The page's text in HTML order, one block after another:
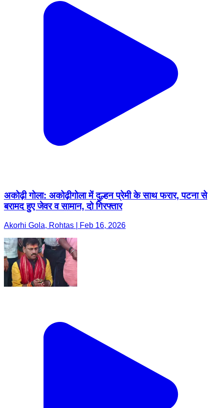
अकोढ़ी गोला: अकोढ़ीगोला में दुल्हन प्रेमी के साथ फरार, पटना से
बरामद हुए जेवर व सामान, दो गिरफ्तार
Akorhi Gola, Rohtas | Feb 16, 2026